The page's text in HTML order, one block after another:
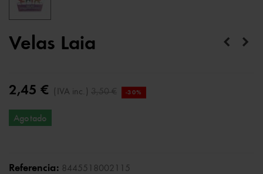
Velas Laia
2,45 € (IVA inc.) 3,50 € -30%
Agotado
Referencia: 8445518002115